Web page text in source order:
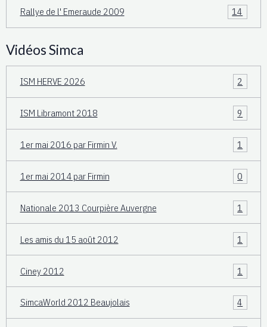
Rallye de l' Emeraude 2009 14
Vidéos Simca
ISM HERVE 2026 2
ISM Libramont 2018 9
1er mai 2016 par Firmin V. 1
1er mai 2014 par Firmin 0
Nationale 2013 Courpière Auvergne 1
Les amis du 15 août 2012 1
Ciney 2012 1
SimcaWorld 2012 Beaujolais 4